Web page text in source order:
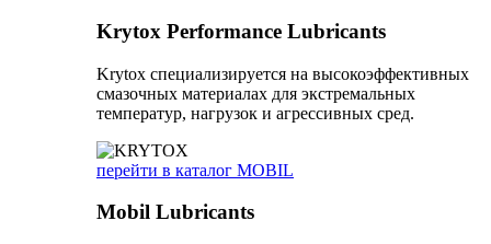
Krytox Performance Lubricants
Krytox специализируется на высокоэффективных
смазочных материалах для экстремальных
температур, нагрузок и агрессивных сред.
перейти в каталог MOBIL
Mobil Lubricants